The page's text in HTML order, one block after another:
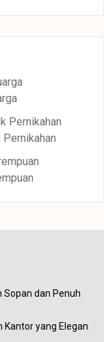
Pernikahan
Sopan dan Penuh
Kantor yang Elegan